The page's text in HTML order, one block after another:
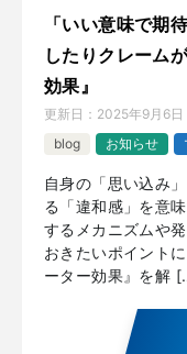
「いい意味で期
したりクレーム
効果』
更新日： 2025年9月6日
blog
お知らせ
自身の「思い込み
る「違和感」を意
するメカニズムや
おきたいポイント
ーター効果』を解